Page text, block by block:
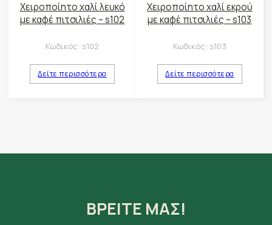
Χειροποίητο χαλί λευκό
με καφέ πιτσιλιές – s102
Κωδικός: s102
Δείτε περισσότερα
Χειροποίητο χαλί εκρού
με καφέ πιτσιλιές – s103
Κωδικός: s103
Δείτε περισσότερα
ΒΡΕΙΤΕ ΜΑΣ!